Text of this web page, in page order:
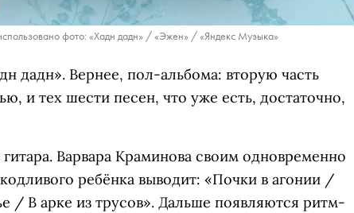
фото: «Хадн дадн» / «Эжен» / «Яндекс Музыка»
дадн». Вернее, пол-альбома: вторую часть
и тех шести песен, что уже есть, достаточно,
гитара. Варвара Краминова своим одновременно
ребёнка выводит: «Почки в агонии /
/ В арке из трусов». Дальше появляются ритм-